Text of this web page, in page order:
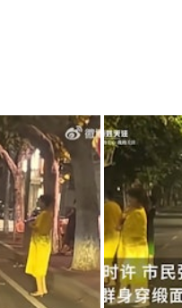
網民驚求別合格 教練